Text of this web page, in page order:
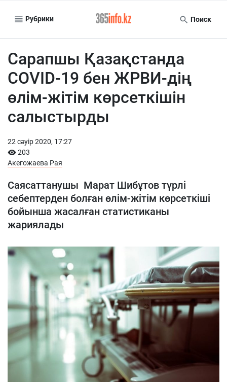
Рубрики Поиск
Сарапшы Қазақстанда
COVID-19 бен ЖРВИ-дің
өлім-жітім көрсеткішін
салыстырды
22 сәуiр 2020, 17:27
203
Акегожаева Рая
Саясаттанушы Марат Шибұтов түрлі
себептерден болған өлім-жітім көрсеткіші
бойынша жасалған статистиканы
жариялады